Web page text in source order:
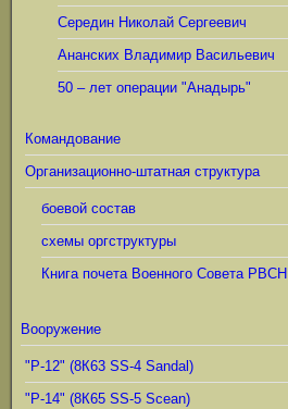
Середин Николай Сергеевич
Ананских Владимир Васильевич
50 – лет операции "Анадырь"
Командование
Организационно-штатная структура
боевой состав
схемы оргструктуры
Книга почета Военного Совета РВСН
Вооружение
"Р-12" (8К63 SS-4 Sandal)
"Р-14" (8К65 SS-5 Scean)